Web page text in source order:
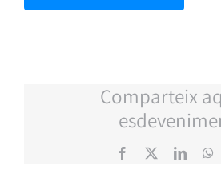
Comparteix
Facebook